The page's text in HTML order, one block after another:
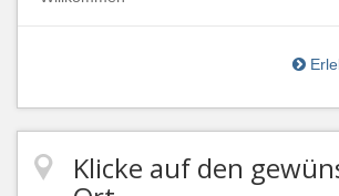
Klicke auf den